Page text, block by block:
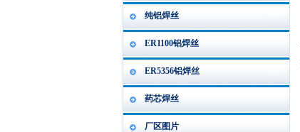
纯铝焊丝
ER1100铝焊丝
ER5356铝焊丝
药芯焊丝
厂区图片